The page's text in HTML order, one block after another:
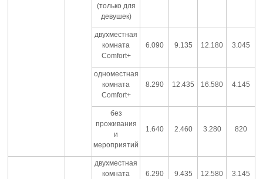
(только для
девушек)
двухместная
комната
Comfort+
6.090 9.135 12.180 3.045
одноместная
комната
Comfort+
8.290 12.435 16.580 4.145
без
проживания
и
мероприятий
1.640 2.460 3.280 820
двухместная
комната
6.290 9.435 12.580 3.145